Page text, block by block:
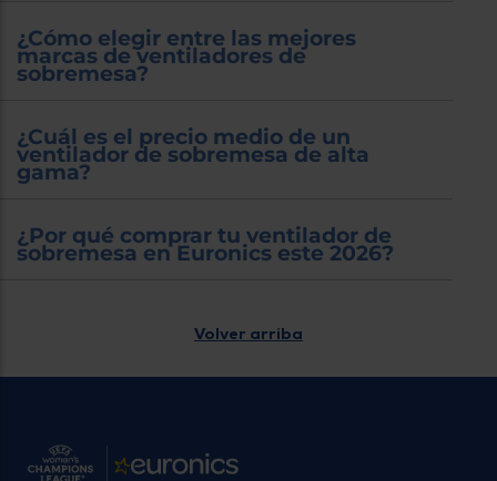
¿Cómo elegir entre las mejores
marcas de ventiladores de
sobremesa?
¿Cuál es el precio medio de un
ventilador de sobremesa de alta
gama?
¿Por qué comprar tu ventilador de
sobremesa en Euronics este 2026?
Volver arriba